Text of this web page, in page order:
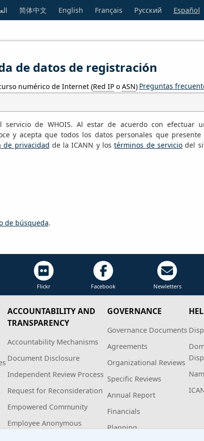
简体中文 English Français Русский Español
de datos de registración
numérico de Internet (Red IPo ASN) Preguntas
servicio de WHOIS. Al estar de acuerdo con efectuar
y acepta que todos los datos personales que presente
de privacidad de la ICANN y lostérminos de serviciodel
de búsqueda.
Flickr Facebook Newletters
ACCOUNTABILITY AND
TRANSPARENCY
Accountability Mechanisms
Document Disclosure
Independent Review Process
Request for Reconsideration
Empowered Community
Employee Anonymous
GOVERNANCE
Governance Documents
Agreements
Organizational Reviews
Specific Reviews
Annual Report
Financials
Planning